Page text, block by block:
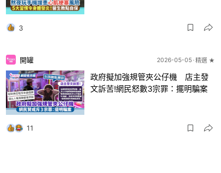
3
開罐 2026-05-05 精選 ★
政府擬加強規管夾公仔機 店主發
文訴苦!網民怒數3宗罪：擺明騙案
11